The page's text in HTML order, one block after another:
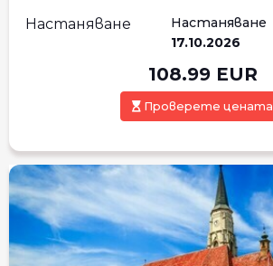
Настаняване
Настаняване
17.10.2026
108.99EUR
Проверете цената